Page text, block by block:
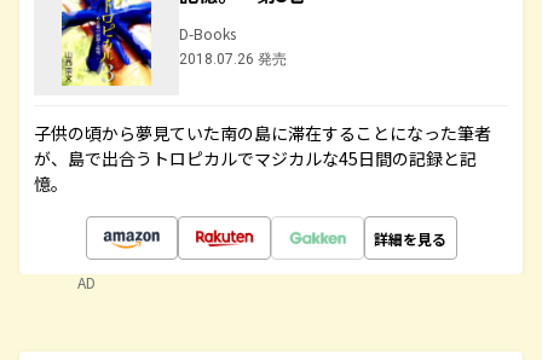
D-Books
2018.07.26 発売
子供の頃から夢見ていた南の島に滞在することになった筆者
が、島で出合うトロピカルでマジカルな45日間の記録と記
憶。
詳細を見る
AD